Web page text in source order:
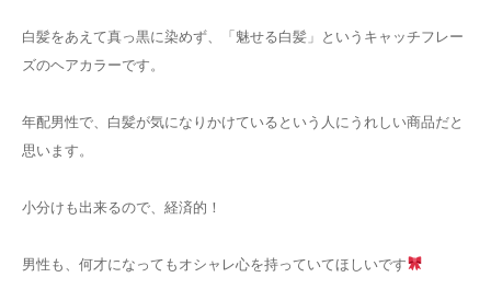
白髪をあえて真っ黒に染めず、「魅せる白髪」というキャッチフレー
ズのヘアカラーです。
年配男性で、白髪が気になりかけているという人にうれしい商品だと
思います。
小分けも出来るので、 経済的！
男性も、何才になってもオシャレ心を持っていてほしいです